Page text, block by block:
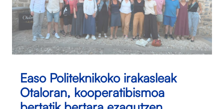
Easo Politeknikoko irakasleak
Otaloran, kooperatibismoa